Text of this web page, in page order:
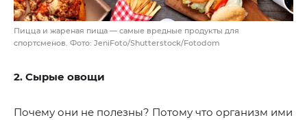
Пицца и жареная пища — самые вредные продукты для
спортсменов. Фото: JeniFoto/Shutterstock/Fotodom
2. Сырые овощи
Почему они не полезны? Потому что организм ими